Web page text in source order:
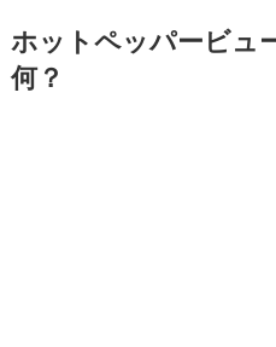
ホットペッパービュ
何？